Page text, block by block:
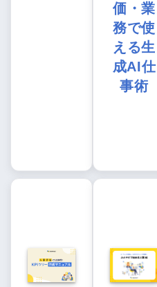
価・業
務で使
える生
成AI仕
事術